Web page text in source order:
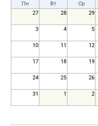
Пн Вт Ср
27
28 29
3 4 5
10 11 12
17 18 19
24 25 26
31 1 2